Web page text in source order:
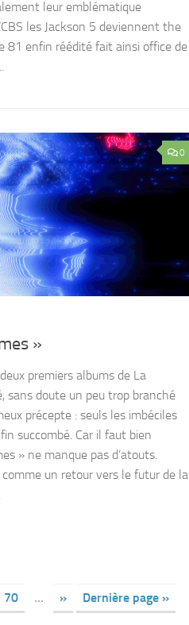
leur emblématique
les Jackson 5 deviennent the
81 enfin réédité fait ainsi office de
0
»
premiers albums de La
sans doute un peu trop branché
précepte : seuls les imbéciles
succombé. Car il faut bien
» ne manque pas d’atouts.
un retour vers le futur de la
70 … » Dernière page »